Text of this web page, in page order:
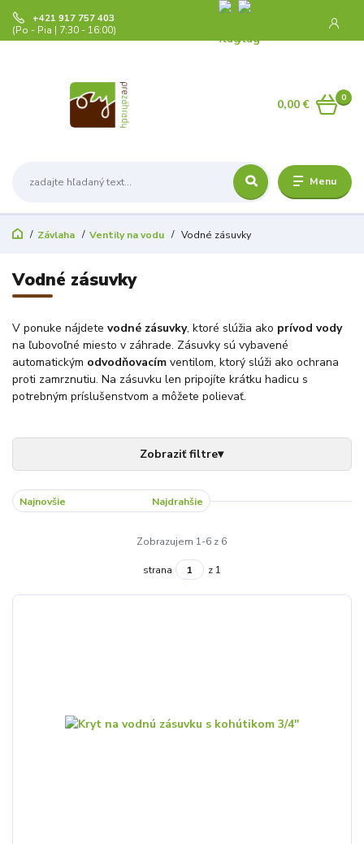
Menu
+421 917 757 403
(Po - Pia | 7:30 - 16:00)
0
0,00 €
Závlaha Ventily na vodu Vodné zásuvky
Vodné zásuvky
V ponuke nájdete vodné zásuvky, ktoré slúžia ako prívod vody
na ľubovoľné miesto v záhrade. Zásuvky sú vybavené
automatickým odvodňovacím ventilom, ktorý slúži ako ochrana
proti zamrznutiu. Na zásuvku len pripojíte krátku hadicu s
potrebným príslušenstvom a môžete polievať.
Najnovšie Najdrahšie
Zobrazujem 1-6 z 6
strana z 1